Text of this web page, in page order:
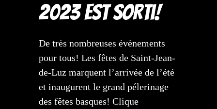
2023 est sorti!
De très nombreuses évènements
pour tous! Les fêtes de Saint-Jean-
de-Luz marquent l’arrivée de l’été
et inaugurent le grand pélerinage
des fêtes basques! Clique